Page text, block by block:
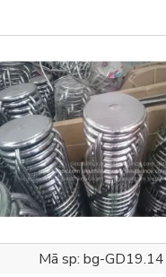
Mã sp: bg-GD19.14